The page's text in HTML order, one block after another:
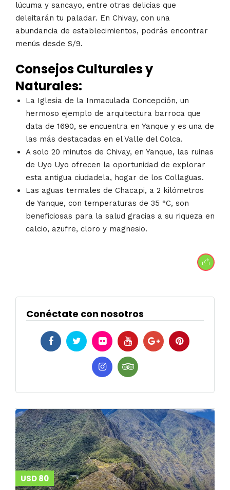
lúcuma y sancayo, entre otras delicias que
deleitarán tu paladar. En Chivay, con una
abundancia de establecimientos, podrás encontrar
menús desde S/9.
Consejos Culturales y
Naturales:
La Iglesia de la Inmaculada Concepción, un
hermoso ejemplo de arquitectura barroca que
data de 1690, se encuentra en Yanque y es una de
las más destacadas en el Valle del Colca.
A solo 20 minutos de Chivay, en Yanque, las ruinas
de Uyo Uyo ofrecen la oportunidad de explorar
esta antigua ciudadela, hogar de los Collaguas.
Las aguas termales de Chacapi, a 2 kilómetros
de Yanque, con temperaturas de 35 °C, son
beneficiosas para la salud gracias a su riqueza en
calcio, azufre, cloro y magnesio.
Conéctate con nosotros
USD 80